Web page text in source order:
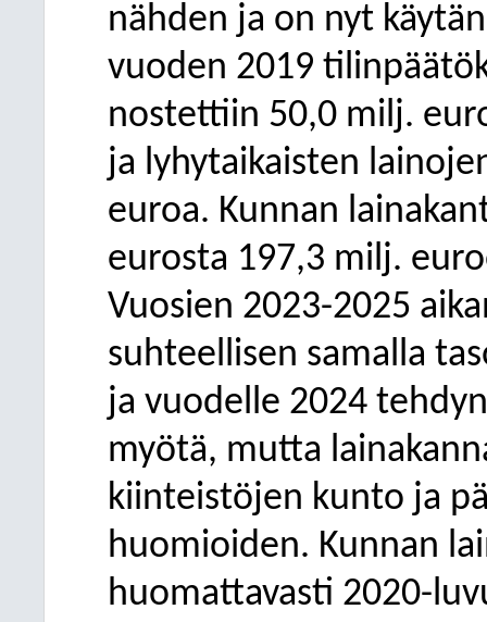
nähden ja on nyt
vuoden 2019
nostettiin 50,0 milj.
ja lyhytaikaisten
euroa. Kunnan
eurosta 197,3 milj.
Vuosien 2023-2025
suhteellisen samalla
ja vuodelle 2024
myötä, mutta
kiinteistöjen kunto ja
huomioiden. Kunnan
huomattavasti 2020-